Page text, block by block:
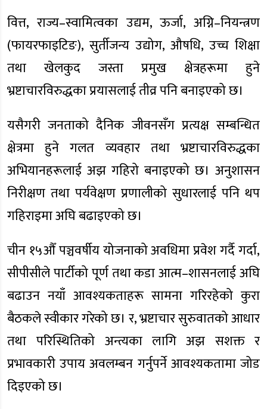
वित्त, राज्य–स्वामित्वका उद्यम, ऊर्जा, अग्नि–नियन्त्रण
(फायरफाइटिङ), सुर्तीजन्य उद्योग, औषधि, उच्च शिक्षा
तथा खेलकुद जस्ता प्रमुख क्षेत्रहरूमा हुने
भ्रष्टाचारविरुद्धका प्रयासलाई तीव्र पनि बनाइएको छ।
यसैगरी जनताको दैनिक जीवनसँग प्रत्यक्ष सम्बन्धित
क्षेत्रमा हुने गलत व्यवहार तथा भ्रष्टाचारविरुद्धका
अभियानहरूलाई अझ गहिरो बनाइएको छ। अनुशासन
निरीक्षण तथा पर्यवेक्षण प्रणालीको सुधारलाई पनि थप
गहिराइमा अघि बढाइएको छ।
चीन १५औँ पञ्चवर्षीय योजनाको अवधिमा प्रवेश गर्दै गर्दा,
सीपीसीले पार्टीको पूर्ण तथा कडा आत्म–शासनलाई अघि
बढाउन नयाँ आवश्यकताहरू सामना गरिरहेको कुरा
बैठकले स्वीकार गरेको छ। र, भ्रष्टाचार सुरुवातको आधार
तथा परिस्थितिको अन्त्यका लागि अझ सशक्त र
प्रभावकारी उपाय अवलम्बन गर्नुपर्ने आवश्यकतामा जोड
दिइएको छ।